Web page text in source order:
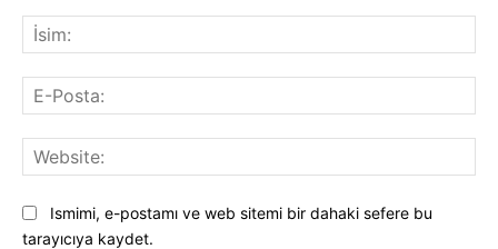
Ismimi, e-postamı ve web sitemi bir dahaki sefere bu
tarayıcıya kaydet.